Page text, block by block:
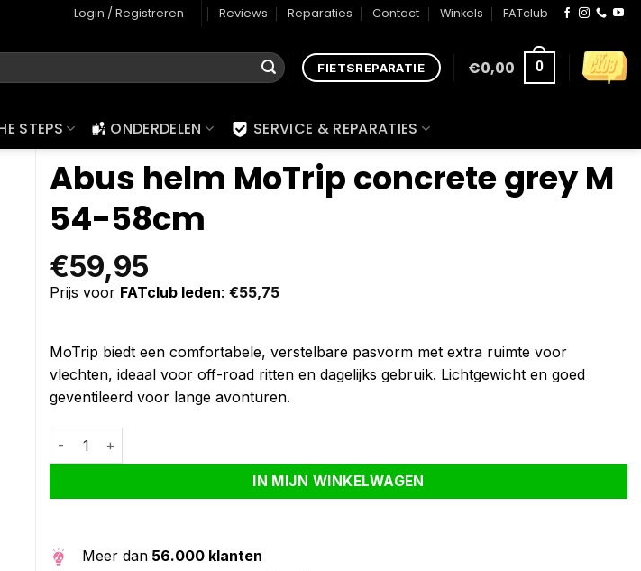
Login / Registreren Reviews Reparaties Contact Winkels FATclub
FIETSREPARATIE €0,00 0
STEPS ONDERDELEN SERVICE & REPARATIES
Abus helm MoTrip concrete grey M
54-58cm
€59,95
Prijs voor FATclub leden: €55,75
MoTrip biedt een comfortabele, verstelbare pasvorm met extra ruimte voor
vlechten, ideaal voor off-road ritten en dagelijks gebruik. Lichtgewicht en goed
geventileerd voor lange avonturen.
Abus helm MoTrip concrete grey M 54-58cm aantal
IN MIJN WINKELWAGEN
Alternative:
Meer dan 56.000 klanten